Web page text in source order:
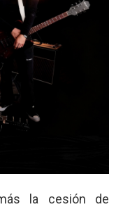
la cesión de